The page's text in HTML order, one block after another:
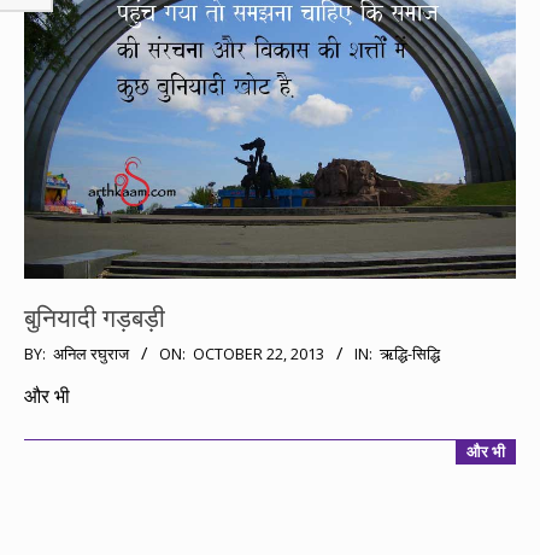
बुनियादी गड़बड़ी
2013-
10-
BY: अनिल रघुराज ON: OCTOBER 22, 2013 IN: ऋद्धि-सिद्धि
और भी
और भी